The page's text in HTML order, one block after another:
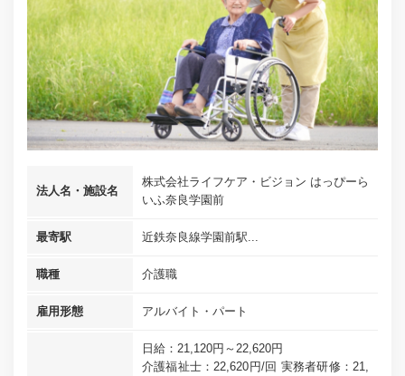
法人名・施設名
株式会社ライフケア・ビジョン はっぴーら
いふ奈良学園前
最寄駅 近鉄奈良線学園前駅...
職種 介護職
雇用形態 アルバイト・パート
日給：21,120円～22,620円
介護福祉士：22,620円/回 実務者研修：21,